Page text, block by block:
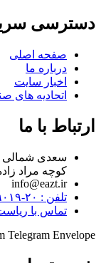
دسترسی
صفحه اصلی
درباره ما
اخبار سایت
اتحادیه های
ارتباط با ما
سعدی شمالی
کوچه مراد زاده، پلاک ۷
info@eazt.ir
تلفن : ٢٠-٧٧٦٤٩٠١٩
تماس با ریاست
Telegram Envelope